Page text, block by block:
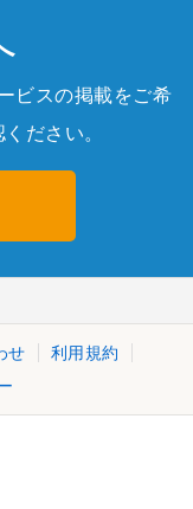
ビスの掲載をご希
ださい。
せ
利用規約